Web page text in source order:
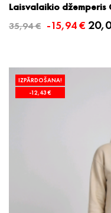
Laisvalaikio džemperis
35,94 € -15,94 €
IZPĀRDOŠANA!
-12,43 €